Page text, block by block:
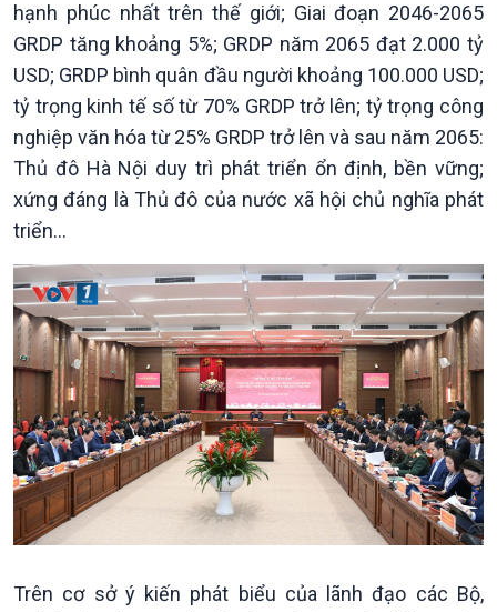
hạnh phúc nhất trên thế giới; Giai đoạn 2046-2065
GRDP tăng khoảng 5%; GRDP năm 2065 đạt 2.000 tỷ
USD; GRDP bình quân đầu người khoảng 100.000 USD;
tỷ trọng kinh tế số từ 70% GRDP trở lên; tỷ trọng công
nghiệp văn hóa từ 25% GRDP trở lên và sau năm 2065:
Thủ đô Hà Nội duy trì phát triển ổn định, bền vững;
xứng đáng là Thủ đô của nước xã hội chủ nghĩa phát
triển…
Trên cơ sở ý kiến phát biểu của lãnh đạo các Bộ,